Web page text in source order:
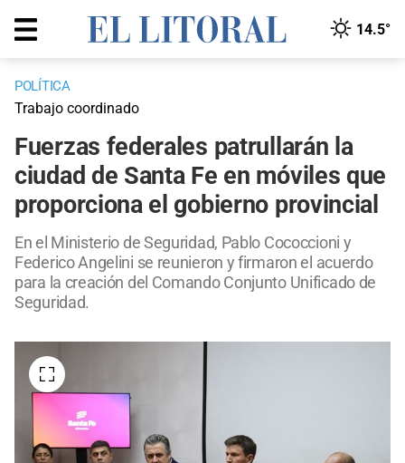
14.5°
POLÍTICA
Trabajo coordinado
Fuerzas federales patrullarán la
ciudad de Santa Fe en móviles que
proporciona el gobierno provincial
En el Ministerio de Seguridad, Pablo Cococcioni y
Federico Angelini se reunieron y firmaron el acuerdo
para la creación del Comando Conjunto Unificado de
Seguridad.